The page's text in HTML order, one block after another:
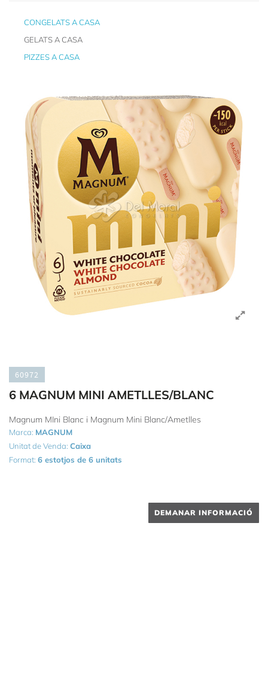
CONGELATS A CASA
GELATS A CASA
PIZZES A CASA
60972
6 MAGNUM MINI AMETLLES/BLANC
Magnum MIni Blanc i Magnum Mini Blanc/Ametlles
Marca: MAGNUM
Unitat de Venda: Caixa
Format: 6 estotjos de 6 unitats
DEMANAR INFORMACIÓ